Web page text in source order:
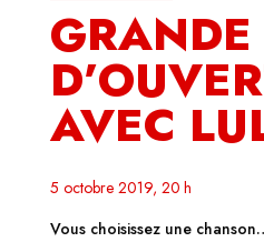
GRANDE
AVEC
5 octobre 2019, 20 h
Vous choisissez une